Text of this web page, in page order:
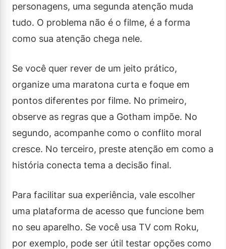
personagens, uma segunda atenção muda
tudo. O problema não é o filme, é a forma
como sua atenção chega nele.
Se você quer rever de um jeito prático,
organize uma maratona curta e foque em
pontos diferentes por filme. No primeiro,
observe as regras que a Gotham impõe. No
segundo, acompanhe como o conflito moral
cresce. No terceiro, preste atenção em como a
história conecta tema a decisão final.
Para facilitar sua experiência, vale escolher
uma plataforma de acesso que funcione bem
no seu aparelho. Se você usa TV com Roku,
por exemplo, pode ser útil testar opções como